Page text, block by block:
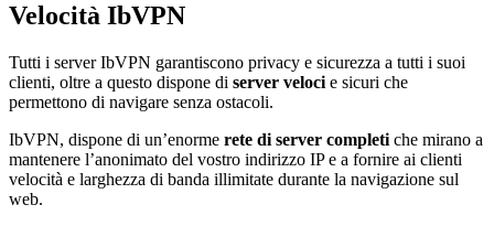
Velocità IbVPN
Tutti i server IbVPN garantiscono privacy e sicurezza a tutti i suoi
clienti, oltre a questo dispone di server veloci e sicuri che
permettono di navigare senza ostacoli.
IbVPN, dispone di un’enorme rete di server completi che mirano a
mantenere l’anonimato del vostro indirizzo IP e a fornire ai clienti
velocità e larghezza di banda illimitate durante la navigazione sul
web.